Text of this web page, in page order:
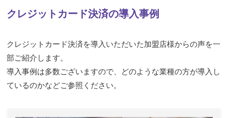
クレジットカード決済の導入事例
クレジットカード決済を導入いただいた加盟店様からの声を一
部ご紹介します。
導入事例は多数ございますので、どのような業種の方が導入し
ているのかなどご参照ください。